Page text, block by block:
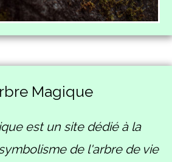
Magique
est un site dédié à la
de l'arbre de vie